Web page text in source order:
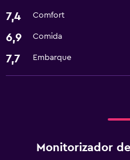
7,4 Comfort
6,9 Comida
7,7 Embarque
Monitorizador